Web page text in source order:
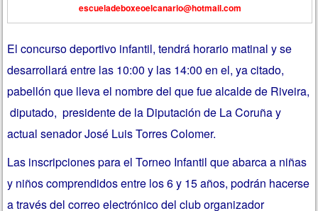
escueladeboxeoelcanario@hotmail.com
El concurso deportivo infantil, tendrá horario matinal y se
desarrollará entre las 10:00 y las 14:00 en el, ya citado,
pabellón que lleva el nombre del que fue alcalde de Riveira,
diputado, presidente de la Diputación de La Coruña y
actual senador José Luis Torres Colomer.
Las inscripciones para el Torneo Infantil que abarca a niñas
y niños comprendidos entre los 6 y 15 años, podrán hacerse
a través del correo electrónico del club organizador